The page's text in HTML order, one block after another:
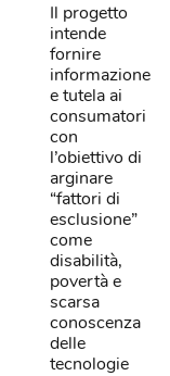
Il progetto
intende
fornire
informazione
e tutela ai
consumatori
con
l’obiettivo di
arginare
“fattori di
esclusione”
come
disabilità,
povertà e
scarsa
conoscenza
delle
tecnologie